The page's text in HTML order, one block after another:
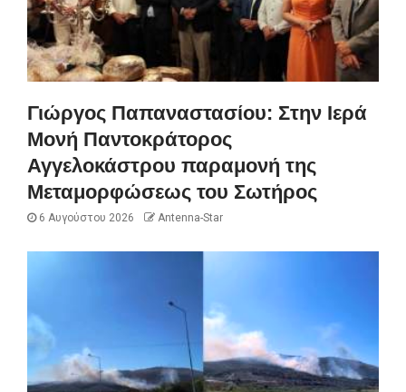
Γιώργος Παπαναστασίου: Στην Ιερά
Μονή Παντοκράτορος
Αγγελοκάστρου παραμονή της
Μεταμορφώσεως του Σωτήρος
6 Αυγούστου 2026 Antenna-Star